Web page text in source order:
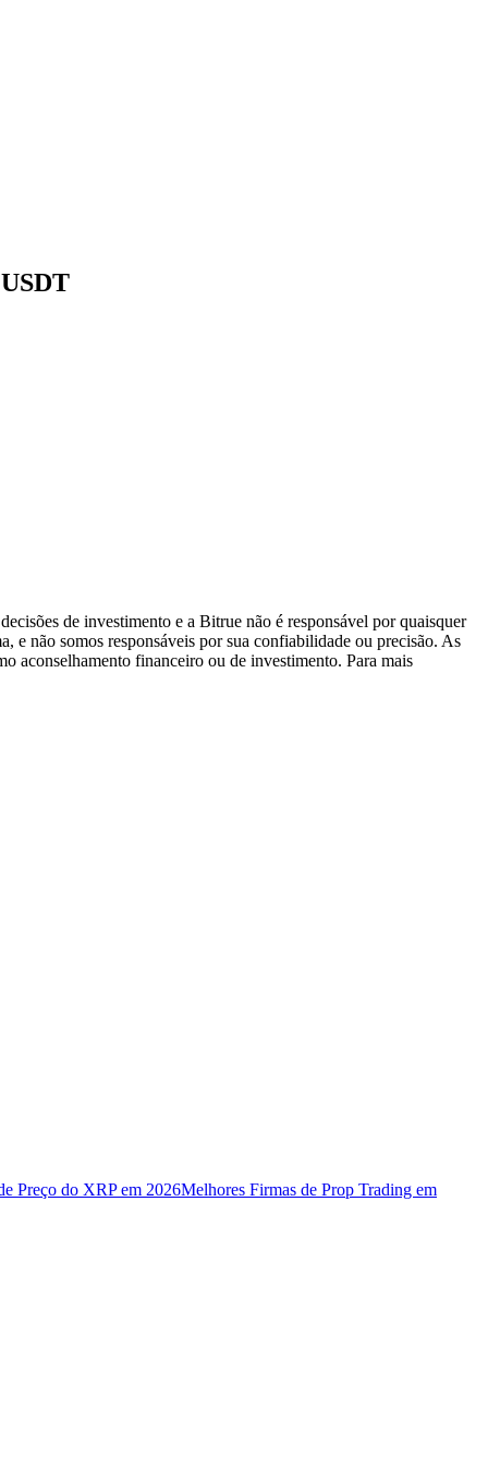
de investimento e a Bitrue não é responsável por quaisquer
e não somos responsáveis por sua confiabilidade ou precisão. As
aconselhamento financeiro ou de investimento. Para mais
Preço do XRP em 2026Melhores Firmas de Prop Trading em